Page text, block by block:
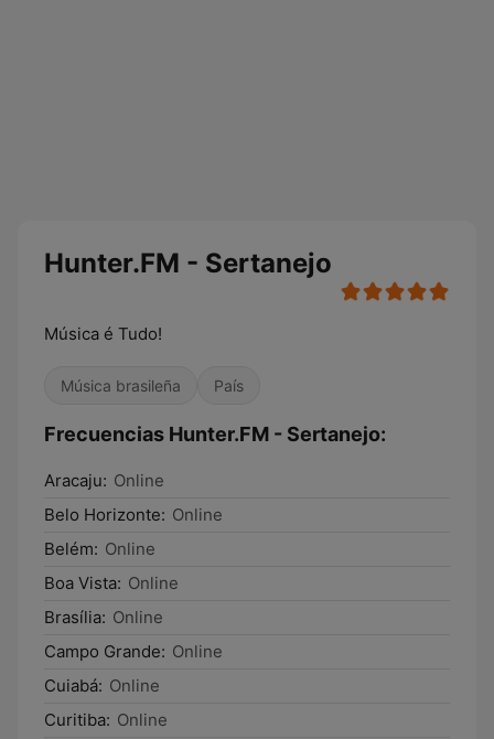
Hunter.FM - Sertanejo
Música é Tudo!
Música brasileña País
Frecuencias Hunter.FM - Sertanejo:
Aracaju: Online
Belo Horizonte: Online
Belém: Online
Boa Vista: Online
Brasília: Online
Campo Grande: Online
Cuiabá: Online
Curitiba: Online